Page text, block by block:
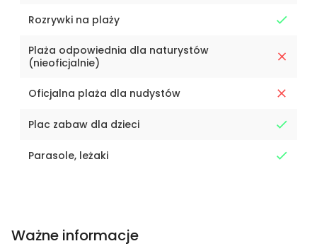
Rozrywki na plaży
Plaża odpowiednia dla naturystów
(nieoficjalnie)
Oficjalna plaża dla nudystów
Plac zabaw dla dzieci
Parasole, leżaki
Ważne informacje